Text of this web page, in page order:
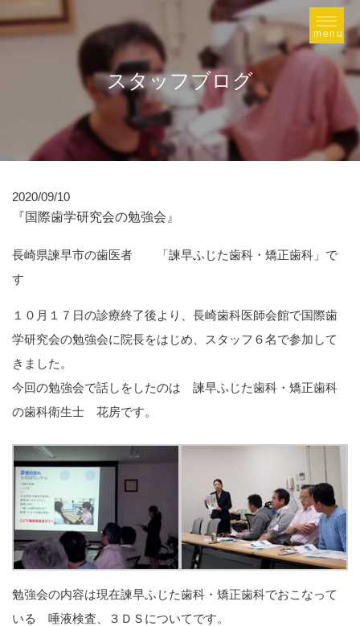
スタッフブログ
2020/09/10
『国際歯学研究会の勉強会』
長崎県諫早市の歯医者 「諫早ふじた歯科・矯正歯科」で
す
１０月１７日の診療終了後より、長崎歯科医師会館で国際歯
学研究会の勉強会に院長をはじめ、スタッフ６名で参加して
きました。
今回の勉強会で話しをしたのは 諫早ふじた歯科・矯正歯科
の歯科衛生士 花房です。
勉強会の内容は現在諫早ふじた歯科・矯正歯科でおこなって
いる 唾液検査、３ＤＳについてです。